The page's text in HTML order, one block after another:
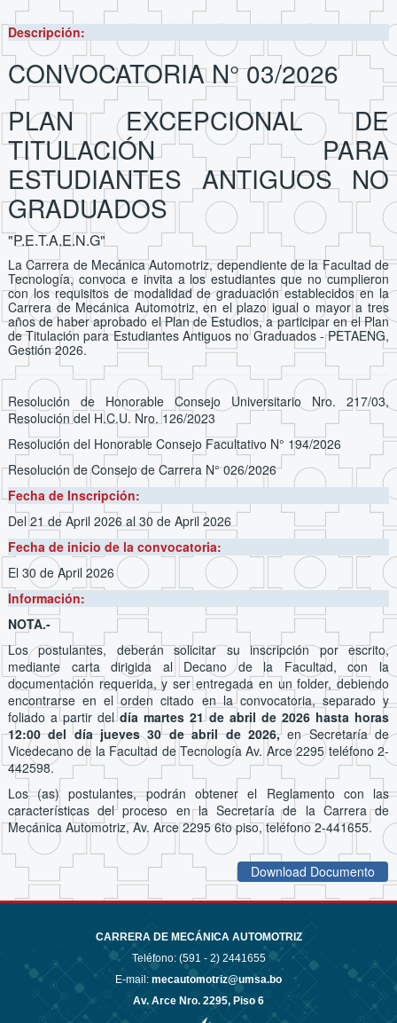
Descripción:
CONVOCATORIA N° 03/2026
PLAN EXCEPCIONAL DE
TITULACIÓN PARA
ESTUDIANTES ANTIGUOS NO
GRADUADOS
"P.E.T.A.E.N.G"
La Carrera de Mecánica Automotriz, dependiente de la Facultad de
Tecnología, convoca e invita a los estudiantes que no cumplieron
con los requisitos de modalidad de graduación establecidos en la
Carrera de Mecánica Automotriz, en el plazo igual o mayor a tres
años de haber aprobado el Plan de Estudios, a participar en el Plan
de Titulación para Estudiantes Antiguos no Graduados - PETAENG,
Gestión 2026.
Resolución de Honorable Consejo Universitario Nro. 217/03,
Resolución del H.C.U. Nro. 126/2023
Resolución del Honorable Consejo Facultativo N° 194/2026
Resolución de Consejo de Carrera N° 026/2026
Fecha de Inscripción:
Del 21 de April 2026al 30 de April 2026
Fecha de inicio de la convocatoria:
El 30 de April 2026
Información:
NOTA.-
Los postulantes, deberán solicitar su inscripción por escrito,
mediante carta dirigida al Decano de la Facultad, con la
documentación requerida, y ser entregada en un folder, debiendo
encontrarse en el orden citado en la convocatoria, separado y
foliado a partir deldía martes 21 de abril de 2026 hasta horas
12:00 del día jueves 30 de abril de 2026,en Secretaría de
Vicedecano de la Facultad de Tecnología Av. Arce 2295 teléfono 2-
442598.
Los (as) postulantes, podrán obtener el Reglamento con las
características del proceso en la Secretaría de la Carrera de
Mecánica Automotriz, Av. Arce 2295 6to piso, teléfono 2-441655.
Download Documento
CARRERA DE MECÁNICA AUTOMOTRIZ
Teléfono: (591 - 2) 2441655
E-mail: mecautomotriz@umsa.bo
Av. Arce Nro. 2295, Piso 6